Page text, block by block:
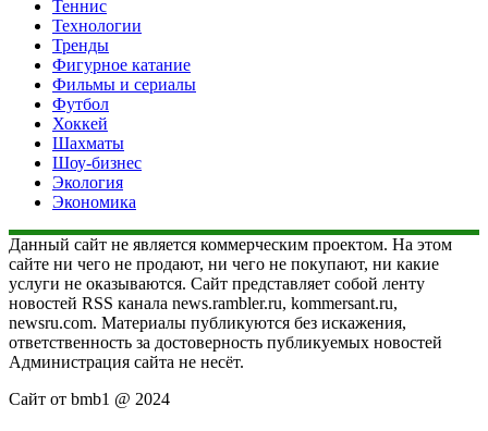
Теннис
Технологии
Тренды
Фигурное катание
Фильмы и сериалы
Футбол
Хоккей
Шахматы
Шоу-бизнес
Экология
Экономика
Данный сайт не является коммерческим проектом. На этом
сайте ни чего не продают, ни чего не покупают, ни какие
услуги не оказываются. Сайт представляет собой ленту
новостей RSS канала news.rambler.ru, kommersant.ru,
newsru.com. Материалы публикуются без искажения,
ответственность за достоверность публикуемых новостей
Администрация сайта не несёт.
Сайт от bmb1 @ 2024